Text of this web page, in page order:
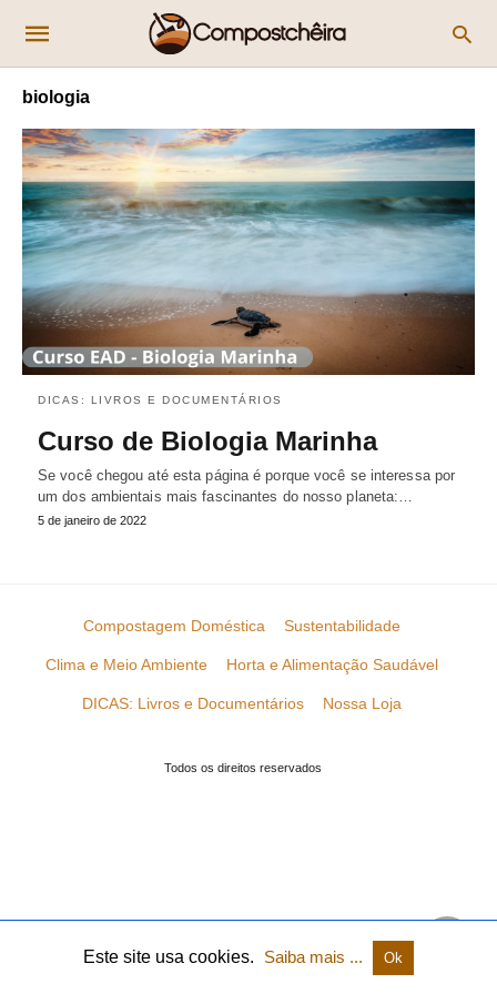
biologia
DICAS: LIVROS E DOCUMENTÁRIOS
Curso de Biologia Marinha
Se você chegou até esta página é porque você se interessa por
um dos ambientais mais fascinantes do nosso planeta:…
5 de janeiro de 2022
Compostagem Doméstica Sustentabilidade
Clima e Meio Ambiente Horta e Alimentação Saudável
DICAS: Livros e Documentários Nossa Loja
Todos os direitos reservados
Este site usa cookies. Saiba mais ... Ok